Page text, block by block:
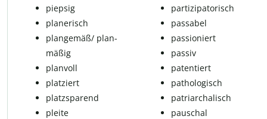
piepsig
planerisch
plangemäß/ plan­
mä­ßig
plan­voll
platziert
platz­spa­rend
pleite
partizipatorisch
passabel
pas­si­o­niert
pas­siv
patentiert
pathologisch
patriarchalisch
pauschal